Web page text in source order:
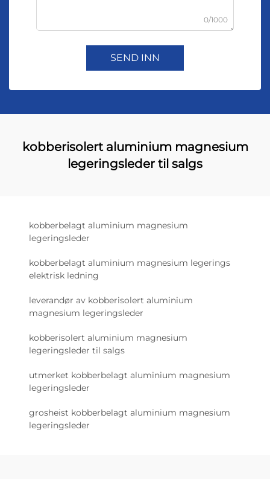
0/1000
SEND INN
kobberisolert aluminium magnesium
legeringsleder til salgs
kobberbelagt aluminium magnesium
legeringsleder
kobberbelagt aluminium magnesium legerings
elektrisk ledning
leverandør av kobberisolert aluminium
magnesium legeringsleder
kobberisolert aluminium magnesium
legeringsleder til salgs
utmerket kobberbelagt aluminium magnesium
legeringsleder
grosheist kobberbelagt aluminium magnesium
legeringsleder